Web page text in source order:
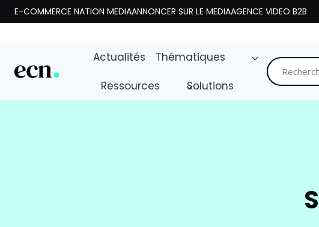
Aller
au
E-COMMERCE NATION MEDIAANNONCER SUR LE MEDIAAGENCE VIDEO B2B
Actualités
Thématiques
Ressources
Solutions